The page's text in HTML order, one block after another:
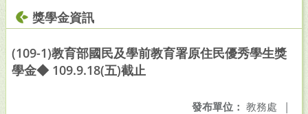
獎學金資訊
(109-1)教育部國民及學前教育署原住民優秀學生獎
學金◆ 109.9.18(五)截止
發布單位： 教務處 |